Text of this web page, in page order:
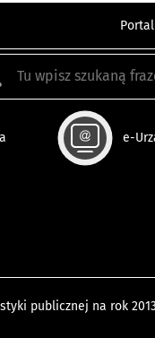
e-
publicznej na rok